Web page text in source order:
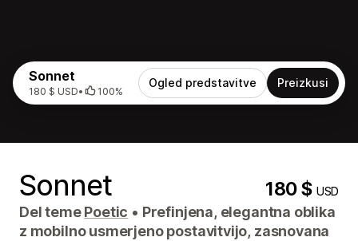
Sonnet
180 $ USD• 100%
Ogled predstavitve Preizkusi
Sonnet 180 $USD
Del temePoetic • Prefinjena, elegantna oblika
z mobilno usmerjeno postavitvijo, zasnovana